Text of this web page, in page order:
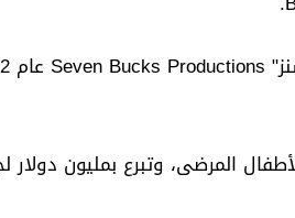
المرضى، وتبرع بمليون دولار